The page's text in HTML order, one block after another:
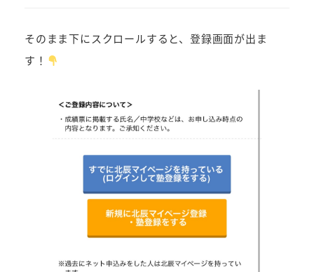
そのまま下にスクロールすると、登録画面が出ま
す！